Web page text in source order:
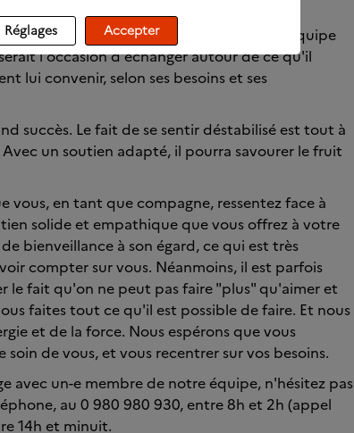
et à lui proposer de contacter notre équipe
l'occasion d'échanger autour de ce qu'il
lui convenir, selon ses besoins et ses
succès. Le fait de se sentir déstabilisé est tout à
un soutien adapté, il pourra savourer le fruit
vous, en tant que compagne, ressentez face à
solide et empathique que vous offrez à votre
bienveillance à son égard, ce qui est très
compter sur vous. Néanmoins, il est parfois
fait qu'on ne peut pas faire "plus" qu'aimer et
faites tout ce qu'il est possible de faire. Et nous
et de la force. Nous espérons que vous
de vous, et vous recentrer sur vos besoins.
avec un-e membre de notre équipe, n'hésitez pas
au 0 980 980 930, entre 8h et 2h (appel
14h et minuit.
Réglages Accepter